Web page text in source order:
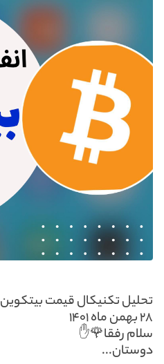
تحلیل تکنیکال قیمت بیتکوین
۲۸ بهمن ماه ۱۴۰۱
سلام رفقا🌹✋
دوستان...